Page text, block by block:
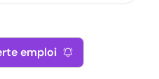
emploi